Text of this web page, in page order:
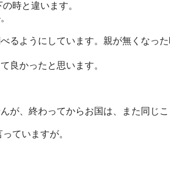
時と違います。
るようにしています。親が無くなっ
良かったと思います。
が、終わってからお国は、また同じこ
ていますが。